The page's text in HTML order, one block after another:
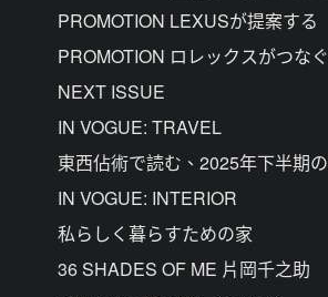
PROMOTION LEXUSが提案する
PROMOTION ロレックスがつな
NEXT ISSUE
IN VOGUE: TRAVEL
東西佔術で読む、2025年下半期
IN VOGUE: INTERIOR
私らしく暮らすための家
36 SHADES OF ME 片岡千之助